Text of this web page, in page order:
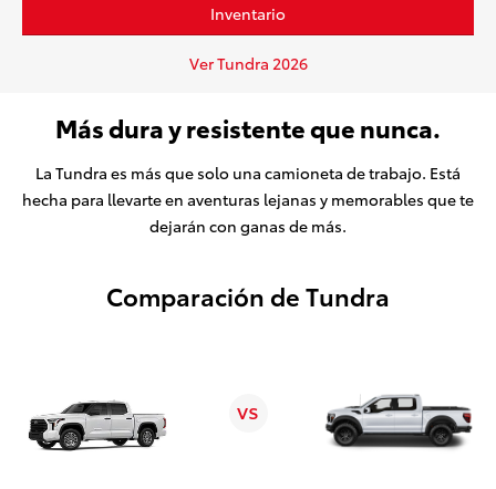
Inventario
Ver Tundra 2026
Más dura y resistente que nunca.
La Tundra es más que solo una camioneta de trabajo. Está
hecha para llevarte en aventuras lejanas y memorables que te
dejarán con ganas de más.
Comparación de Tundra
vs